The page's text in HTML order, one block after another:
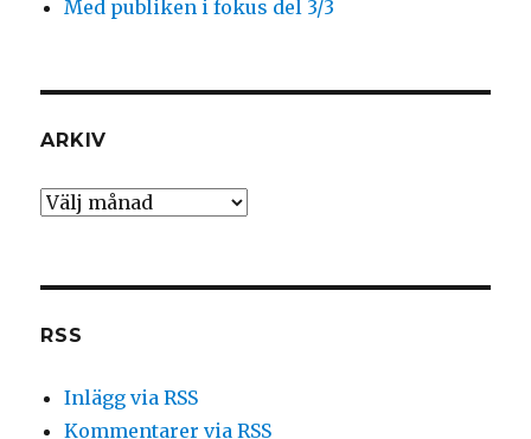
Med publiken i fokus del 3/3
ARKIV
Arkiv
RSS
Inlägg via RSS
Kommentarer via RSS